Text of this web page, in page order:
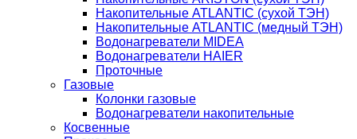
Накопительные ATLANTIC (сухой ТЭН)
Накопительные ATLANTIC (медный ТЭН)
Водонагреватели MIDEA
Водонагреватели HAIER
Проточные
Газовые
Колонки газовые
Водонагреватели накопительные
Косвенные